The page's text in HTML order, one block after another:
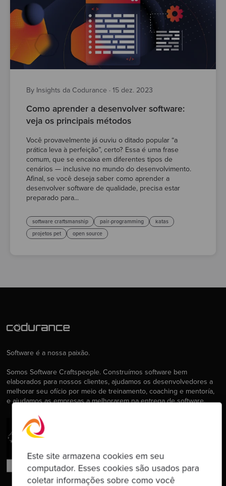
Este site armazena cookies em seu
computador. Esses cookies são usados para
coletar informações sobre como você
By Insights da Codurance · 15 dez. 2023
Como aprender a desenvolver software:
veja os principais métodos
Você provavelmente já ouviu o ditado popular “a
prática leva à perfeição”, certo? Essa é uma frase
comum, que se encaixa em diferentes tipos de
cenários — inclusive no mundo do desenvolvimento.
Afinal, se você deseja saber como aprender a
desenvolver software de qualidade, precisa estar
preparado para...
software craftsmanship pair-programming
katas
projetos pet
open source
Software é a nossa paixão.
Somos Software Craftspeople. Construímos software bem
elaborados para nossos clientes, ajudamos os desenvolvedores a
melhorar seu ofício por meio de treinamento, coaching e mentoría,
e ajudamos as empresas a melhorarem na entrega de software.